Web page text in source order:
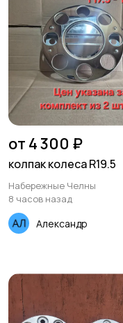
от 4 300 ₽
колпак колеса R19.5
Набережные Челны
8 часов назад
Александр